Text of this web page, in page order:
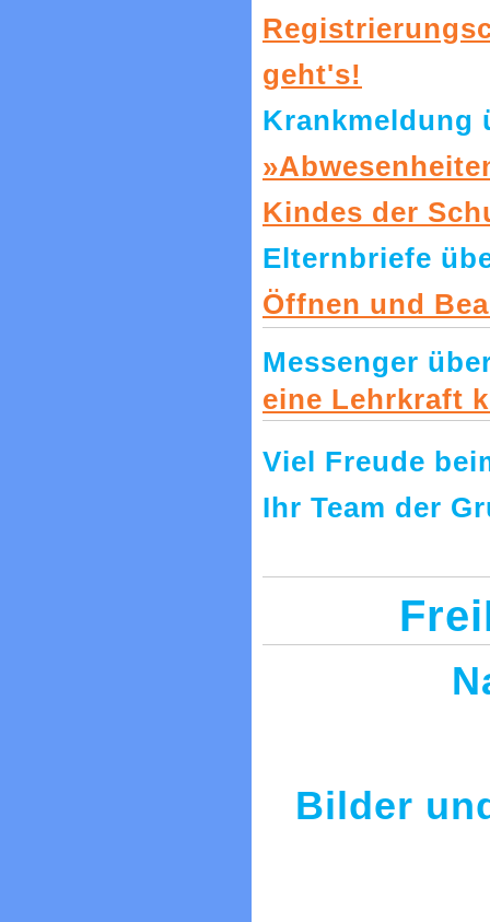
geht's!
Krankmeldung
Kindes der
Elternbriefe
Öffnen und
Messenger
eine Lehrkraft
Viel Freude
Ihr Team der
Bilder